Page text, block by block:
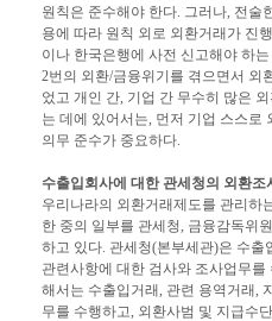
원칙은 준수해야 한다. 그러나, 전술
용에 따라 원칙 외로 외환거래가 진
이나 한국은행에 사전 신고해야 하
2번의 외환/금융위기를 겪으면서 외
었고 개인 간, 기업 간 무수히 많은
는 데에 있어서는, 먼저 기업 스스로
의무 준수가 중요하다.
수출입회사에 대한 관세청의 외환조
우리나라의 외환거래제도를 관리하
한 중의 일부를 관세청, 금융감독위
하고 있다. 관세청(본부세관)은 수
관련사항에 대한 검사와 조사업무
해서는 수출입거래, 관련 용역거래,
무를 수행하고, 외환사범 및 지급수